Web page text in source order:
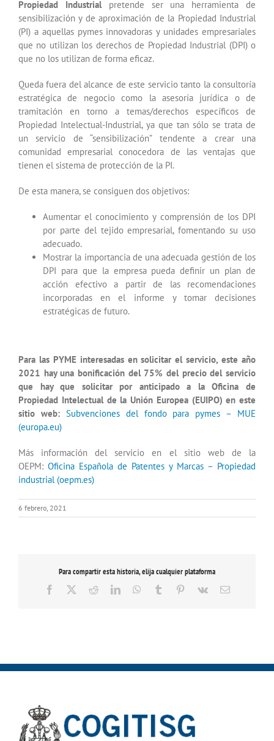
Propiedad Industrialpretende ser una herramienta de
sensibilización y de aproximación de la Propiedad Industrial
(PI) a aquellas pymes innovadoras y unidades empresariales
que no utilizan los derechos de Propiedad Industrial (DPI) o
que no los utilizan de forma eficaz.
Queda fuera del alcance de este servicio tanto la consultoría
estratégica de negocio como la asesoría jurídica o de
tramitación en torno a temas/derechos específicos de
Propiedad Intelectual-Industrial, ya que tan sólo se trata de
un servicio de “sensibilización” tendente a crear una
comunidad empresarial conocedora de las ventajas que
tienen el sistema de protección de la PI.
De esta manera, se consiguen dos objetivos:
Aumentar el conocimiento y comprensión de los DPI
por parte del tejido empresarial, fomentando su uso
adecuado.
Mostrar la importancia de una adecuada gestión de los
DPI para que la empresa pueda definir un plan de
acción efectivo a partir de las recomendaciones
incorporadas en el informe y tomar decisiones
estratégicas de futuro.
Para las PYME interesadas en solicitar el servicio, este año
2021 hay una bonificación del 75% del precio del servicio
que hay que solicitar por anticipado a la Oficina de
Propiedad Intelectual de la Unión Europea (EUIPO) en este
sitio web: Subvenciones del fondo para pymes – MUE
(europa.eu)
Más información del servicio en el sitio web de la
OEPM: Oficina Española de Patentes y Marcas – Propiedad
industrial (oepm.es)
6 febrero, 2021
Para compartir esta historia, elija cualquier plataforma
Facebook RedditLinkedInWhatsApp
Tumblr Pinterest
Vk
Correo